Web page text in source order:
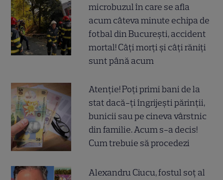
microbuzul în care se afla
acum câteva minute echipa de
fotbal din București, accident
mortal! Câți morți și câți răniți
sunt până acum
Atenție! Poți primi bani de la
stat dacă-ți îngrijești părinții,
bunicii sau pe cineva vârstnic
din familie. Acum s-a decis!
Cum trebuie să procedezi
Alexandru Ciucu, fostul soț al